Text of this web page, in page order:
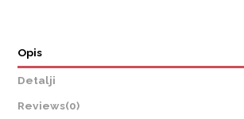
Opis
Detalji
Reviews(0)